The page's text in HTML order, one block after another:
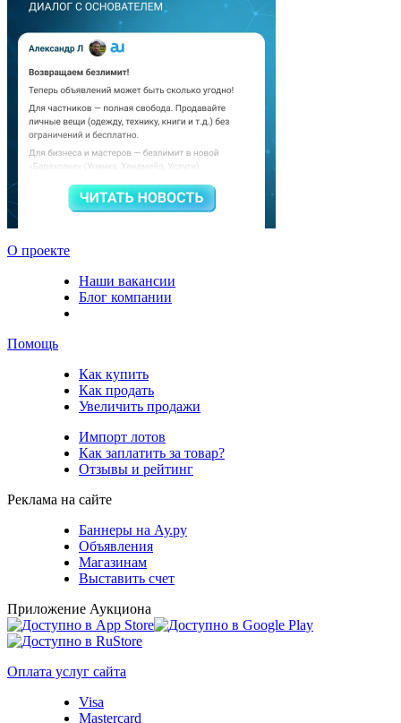
О проекте
Наши вакансии
Блог компании
Помощь
Как купить
Как продать
Увеличить продажи
Импорт лотов
Как заплатить за товар?
Отзывы и рейтинг
Реклама на сайте
Баннеры на Ау.ру
Объявления
Магазинам
Выставить счет
Приложение Аукциона
Оплата услуг сайта
Visa
Mastercard